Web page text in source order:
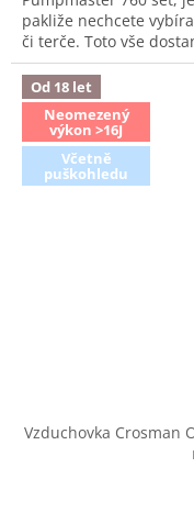
5
hvězdiček.
pakliže nechcete
či terče. Toto vše
Od 18 let
Neomezený
výkon >16J
Včetně
puškohledu
Vzduchovka Crosman